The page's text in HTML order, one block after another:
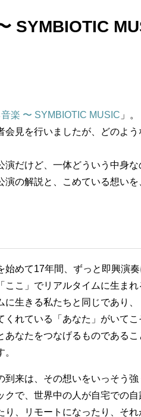
SYMBIOTIC
楽 〜 SYMBIOTIC MUSIC 」。
会見を行いましたが、どのよ
だけど、一体どういう中身な
の解説と、こめている想いを
めて17年間、ずっと即興演奏
こ」でリアルタイムに生まれ
生きる私たちと同じであり、
れている「あなた」がいてこ
なたをつなげるものであるこ
来は、その想いをいっそう強
で、世界中の人が自宅での自
、リモートになったり、そ